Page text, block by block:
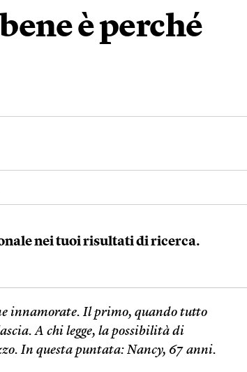
è perché
nei tuoi risultati di ricerca.
innamorate. Il primo, quando tutto
A chi legge, la possibilità di
In questa puntata: Nancy, 67 anni.